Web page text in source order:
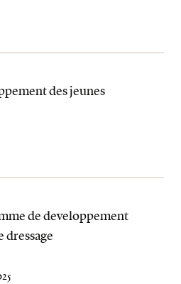
des jeunes
de developpement
dressage